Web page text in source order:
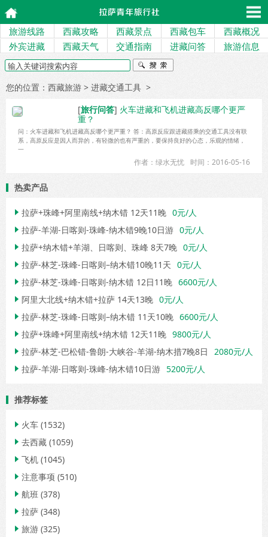
旅游线路 西藏攻略 西藏景点 西藏包车
西藏概况
外宾进藏
西藏天气 交通指南 进藏问答 旅游信息
您的位置： 西藏旅游 > 进藏交通工具 >
[旅行问答] 火车进藏和飞机进藏高反哪个更严
重？
问：火车进藏和飞机进藏高反哪个更严重？ 答：高原反应跟进藏搭乘的交通工具没有联
系，高原反应是因人而异的，有轻微的也有严重的，要保持良好的心态，乐观的情绪，
一
时间：2016-05-16
作者：绿水无忧
热卖产品
 拉萨+珠峰+阿里南线+纳木错 12天11晚 0元/人
 拉萨-羊湖-日喀则-珠峰-纳木错9晚10日游 0元/人
 拉萨+纳木错+羊湖、日喀则、珠峰 8天7晚 0元/人
 拉萨-林芝-珠峰-日喀则–纳木错10晚11天 0元/人
 拉萨-林芝-珠峰-日喀则-纳木错 12日11晚 6600元/人
 阿里大北线+纳木错+拉萨 14天13晚 0元/人
 拉萨-林芝-珠峰-日喀则–纳木错 11天10晚 6600元/人
 拉萨+珠峰+阿里南线+纳木错 12天11晚 9800元/人
 拉萨-林芝-巴松错-鲁朗-大峡谷-羊湖-纳木措7晚8日 2080元/人
 拉萨-羊湖-日喀则-珠峰-纳木错10日游 5200元/人
推荐标签
 火车 (1532)
 去西藏 (1059)
 飞机 (1045)
 注意事项 (510)
 航班 (378)
 拉萨 (348)
 旅游 (325)